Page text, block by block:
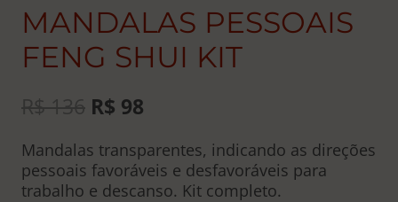
MANDALAS PESSOAIS
FENG SHUI KIT
R$136 O
original
era:
R$ 98
atual
é:
Mandalas transparentes, indicando as direções
pessoais favoráveis e desfavoráveis para
trabalho e descanso. Kit completo.